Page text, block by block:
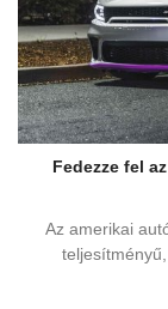
Fedezze fel
Az amerikai